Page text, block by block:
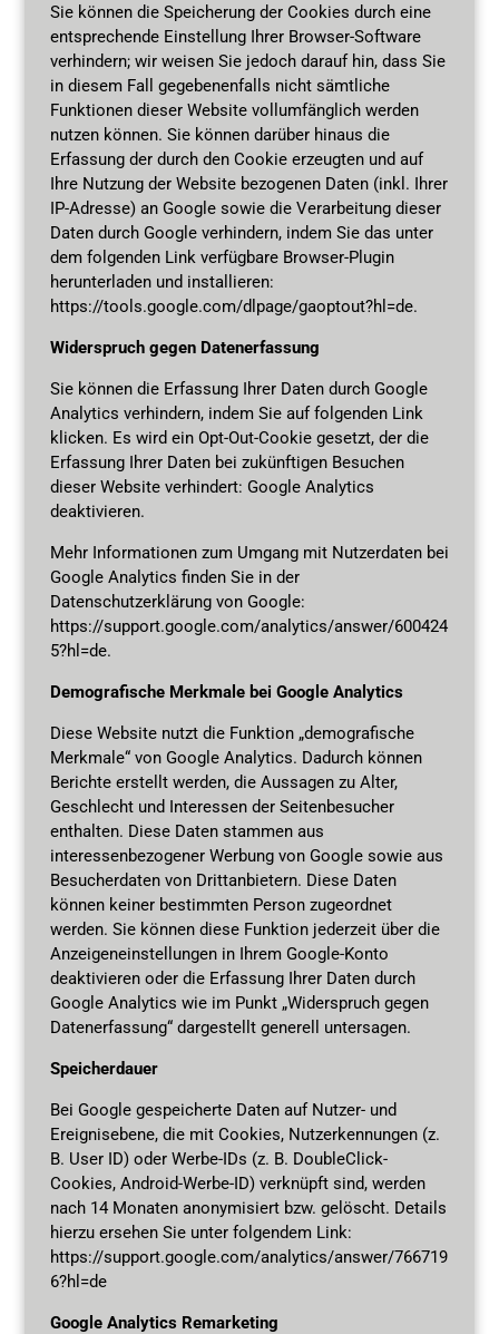
Sie können die Speicherung der Cookies durch eine
entsprechende Einstellung Ihrer Browser-Software
verhindern; wir weisen Sie jedoch darauf hin, dass Sie
in diesem Fall gegebenenfalls nicht sämtliche
Funktionen dieser Website vollumfänglich werden
nutzen können. Sie können darüber hinaus die
Erfassung der durch den Cookie erzeugten und auf
Ihre Nutzung der Website bezogenen Daten (inkl. Ihrer
IP-Adresse) an Google sowie die Verarbeitung dieser
Daten durch Google verhindern, indem Sie das unter
dem folgenden Link verfügbare Browser-Plugin
herunterladen und installieren:
https://tools.google.com/dlpage/gaoptout?hl=de.
Widerspruch gegen Datenerfassung
Sie können die Erfassung Ihrer Daten durch Google
Analytics verhindern, indem Sie auf folgenden Link
klicken. Es wird ein Opt-Out-Cookie gesetzt, der die
Erfassung Ihrer Daten bei zukünftigen Besuchen
dieser Website verhindert: Google Analytics
deaktivieren.
Mehr Informationen zum Umgang mit Nutzerdaten bei
Google Analytics finden Sie in der
Datenschutzerklärung von Google:
https://support.google.com/analytics/answer/600424
5?hl=de.
Demografische Merkmale bei Google Analytics
Diese Website nutzt die Funktion „demografische
Merkmale“ von Google Analytics. Dadurch können
Berichte erstellt werden, die Aussagen zu Alter,
Geschlecht und Interessen der Seitenbesucher
enthalten. Diese Daten stammen aus
interessenbezogener Werbung von Google sowie aus
Besucherdaten von Drittanbietern. Diese Daten
können keiner bestimmten Person zugeordnet
werden. Sie können diese Funktion jederzeit über die
Anzeigeneinstellungen in Ihrem Google-Konto
deaktivieren oder die Erfassung Ihrer Daten durch
Google Analytics wie im Punkt „Widerspruch gegen
Datenerfassung“ dargestellt generell untersagen.
Speicherdauer
Bei Google gespeicherte Daten auf Nutzer- und
Ereignisebene, die mit Cookies, Nutzerkennungen (z.
B. User ID) oder Werbe-IDs (z. B. DoubleClick-
Cookies, Android-Werbe-ID) verknüpft sind, werden
nach 14 Monaten anonymisiert bzw. gelöscht. Details
hierzu ersehen Sie unter folgendem Link:
https://support.google.com/analytics/answer/766719
6?hl=de
Google Analytics Remarketing